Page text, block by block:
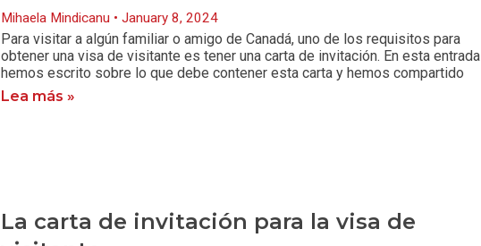
Mihaela Mindicanu January 8, 2024
Para visitar a algún familiar o amigo de Canadá, uno de los requisitos para
obtener una visa de visitante es tener una carta de invitación. En esta entrada
hemos escrito sobre lo que debe contener esta carta y hemos compartido
Lea más »
La carta de invitación para la visa de